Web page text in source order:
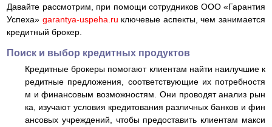
Давайте рассмотрим, при помощи сотрудников ООО «Гарантия
Успеха» garantya-uspeha.ru ключевые аспекты, чем занимается
кредитный брокер.
Поиск и выбор кредитных продуктов
Кредитные брокеры помогают клиентам найти наилучшие к
редитные предложения, соответствующие их потребностя
м и финансовым возможностям. Они проводят анализ рын
ка, изучают условия кредитования различных банков и фин
ансовых учреждений, чтобы предоставить клиентам макси